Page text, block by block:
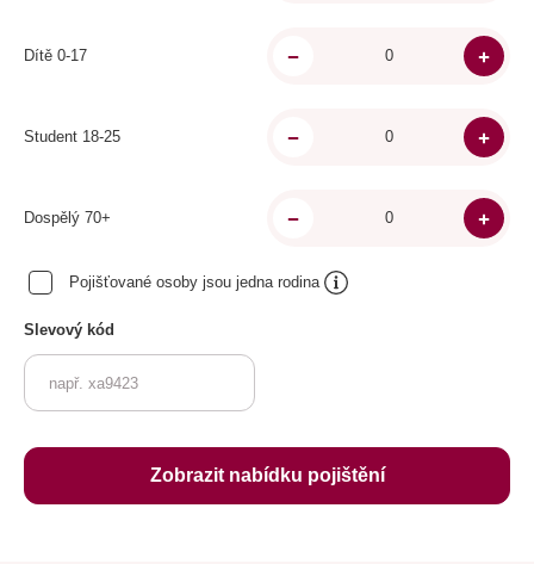
Dítě 0-17
Student 18-25
Dospělý 70+
Pojišťované osoby jsou jedna rodina
Slevový kód
Zobrazit nabídku pojištění